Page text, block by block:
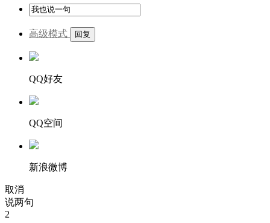
高级模式
QQ好友
QQ空间
新浪微博
取消
说两句
2